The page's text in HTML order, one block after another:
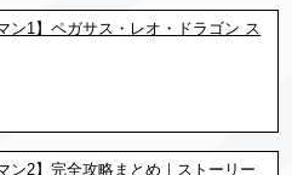
ン1】ペガサス・レオ・ドラゴン ス
ン2】完全攻略まとめ｜ストーリー